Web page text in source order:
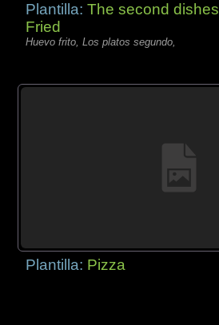
Plantilla:The second dishes
Fried
Huevo frito, Los platos segundo,
Plantilla: Pizza